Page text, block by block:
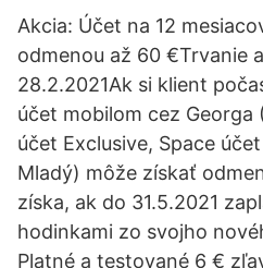
Akcia: Účet na 12
odmenou až 60 €Trvanie
28.2.2021Ak si klient
účet mobilom cez
účet Exclusive, Space
Mladý) môže získať
získa, ak do 31.5.2021
hodinkami zo svojho
Platné a testované 6 €